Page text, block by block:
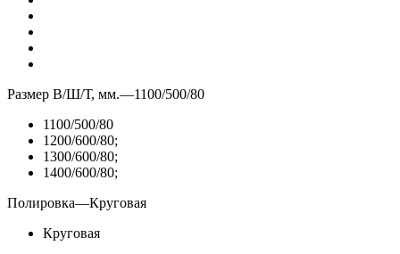
Размер В/Ш/Т, мм.—1100/500/80
1100/500/80
1200/600/80;
1300/600/80;
1400/600/80;
Полировка—Круговая
Круговая